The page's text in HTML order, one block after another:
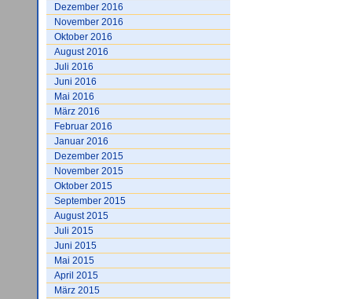
Dezember 2016
November 2016
Oktober 2016
August 2016
Juli 2016
Juni 2016
Mai 2016
März 2016
Februar 2016
Januar 2016
Dezember 2015
November 2015
Oktober 2015
September 2015
August 2015
Juli 2015
Juni 2015
Mai 2015
April 2015
März 2015